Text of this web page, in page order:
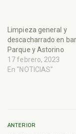
Limpieza general y
descacharrado en
Parque y Astorino
17 febrero, 2023
En "NOTICIAS"
ANTERIOR